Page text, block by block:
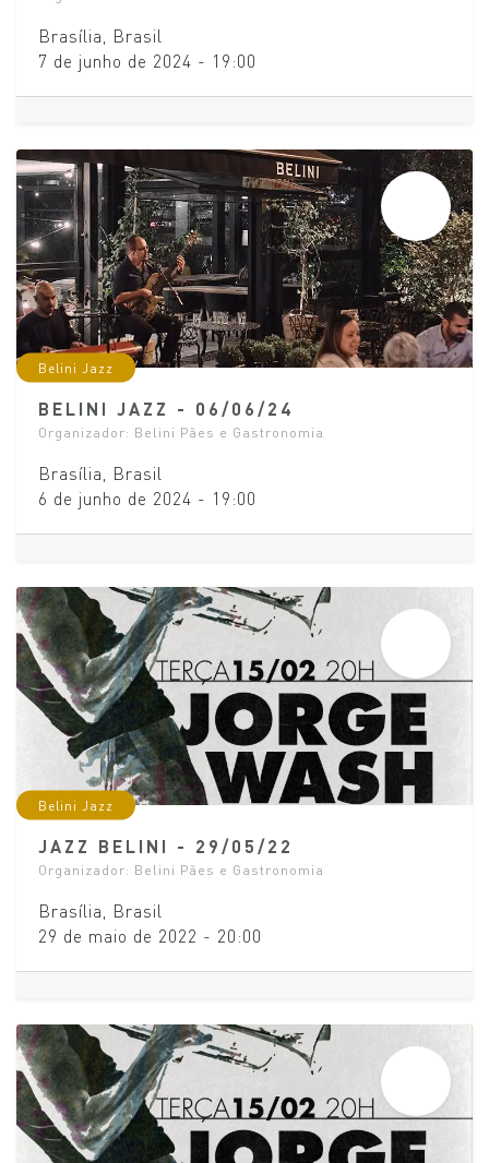
Brasília, Brasil
7 de junho de 2024 - 19:00
Belini Jazz
BELINI JAZZ - 06/06/24
Organizador: Belini Pães e Gastronomia
Brasília, Brasil
6 de junho de 2024 - 19:00
Belini Jazz
JAZZ BELINI - 29/05/22
Organizador: Belini Pães e Gastronomia
Brasília, Brasil
29 de maio de 2022 - 20:00